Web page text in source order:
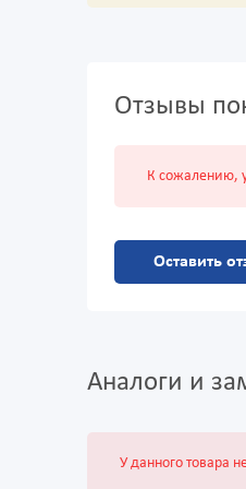
Отзывы
К сожалению,
Оставить
Аналоги и
У данного товара